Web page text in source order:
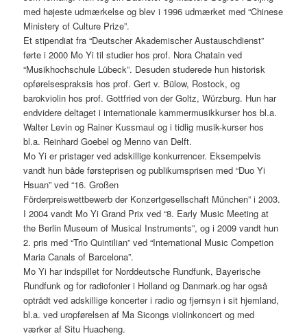
med højeste udmærkelse og blev i 1996 udmærket med “Chinese
Ministery of Culture Prize”.
Et stipendiat fra “Deutscher Akademischer Austauschdienst”
førte i 2000 Mo Yi til studier hos prof. Nora Chatain ved
“Musikhochschule Lübeck”. Desuden studerede hun historisk
opførelsespraksis hos prof. Gert v. Bülow, Rostock, og
barokviolin hos prof. Gottfried von der Goltz, Würzburg. Hun har
endvidere deltaget i internationale kammermusikkurser hos bl.a.
Walter Levin og Rainer Kussmaul og i tidlig musik-kurser hos
bl.a. Reinhard Goebel og Menno van Delft.
Mo Yi er pristager ved adskillige konkurrencer. Eksempelvis
vandt hun både førsteprisen og publikumsprisen med “Duo Yi
Hsuan” ved “16. Großen
Förderpreiswettbewerb der Konzertgesellschaft München” i 2003.
I 2004 vandt Mo Yi Grand Prix ved “8. Early Music Meeting at
the Berlin Museum of Musical Instruments”, og i 2009 vandt hun
2. pris med “Trio Quintilian” ved “International Music Competion
Maria Canals of Barcelona”.
Mo Yi har indspillet for Norddeutsche Rundfunk, Bayerische
Rundfunk og for radiofonier i Holland og Danmark.og har også
optrådt ved adskillige koncerter i radio og fjernsyn i sit hjemland,
bl.a. ved uropførelsen af Ma Sicongs violinkoncert og med
værker af Situ Huacheng.